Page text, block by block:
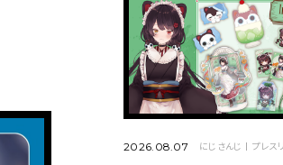
2026.08.07 にじさんじ プレス